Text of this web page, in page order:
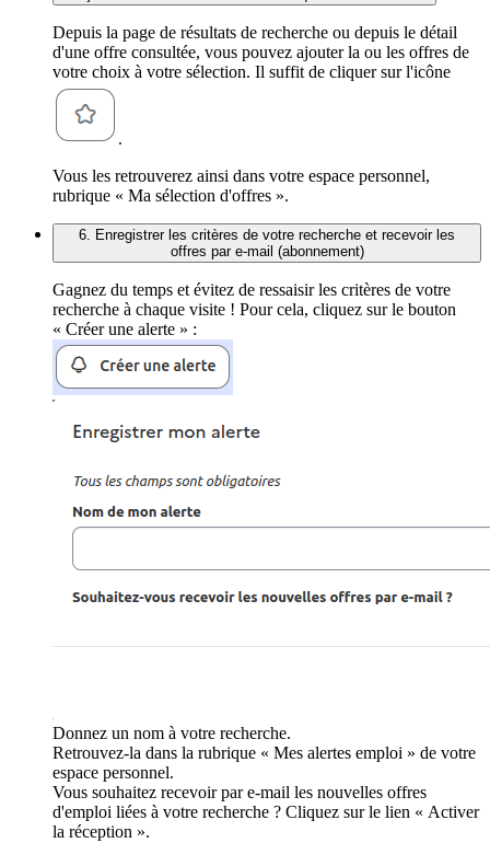
Depuis la page de résultats de recherche ou depuis le détail
d'une offre consultée, vous pouvez ajouter la ou les offres de
votre choix à votre sélection. Il suffit de cliquer sur l'icône
.
Vous les retrouverez ainsi dans votre espace personnel,
rubrique « Ma sélection d'offres ».
6. Enregistrer les critères de votre recherche et recevoir les
offres par e-mail (abonnement)
Gagnez du temps et évitez de ressaisir les critères de votre
recherche à chaque visite ! Pour cela, cliquez sur le bouton
« Créer une alerte » :
Donnez un nom à votre recherche.
Retrouvez-la dans la rubrique « Mes alertes emploi » de votre
espace personnel.
Vous souhaitez recevoir par e-mail les nouvelles offres
d'emploi liées à votre recherche ? Cliquez sur le lien « Activer
la réception ».